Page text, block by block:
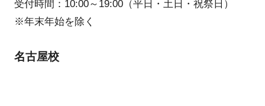
受付時間：10:00～19:00（平日・土日・祝祭日）
※年末年始を除く
名古屋校